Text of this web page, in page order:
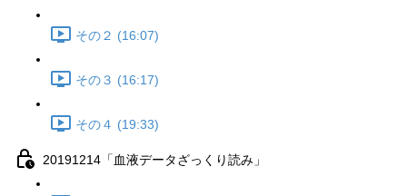
その２ (16:07)
その３ (16:17)
その４ (19:33)
20191214「血液データざっくり読み」